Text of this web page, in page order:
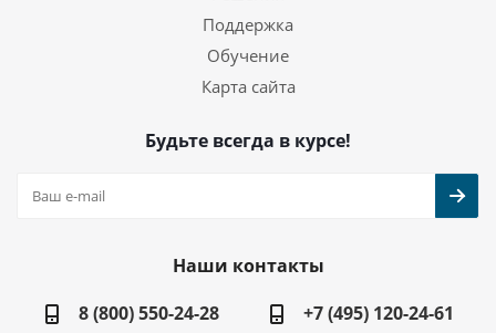
Поддержка
Обучение
Карта сайта
Будьте всегда в курсе!
Наши контакты
8 (800) 550-24-28
+7 (495) 120-24-61